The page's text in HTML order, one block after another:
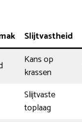
Slijtvastheid
Kans op
krassen
Slijtvaste
toplaag